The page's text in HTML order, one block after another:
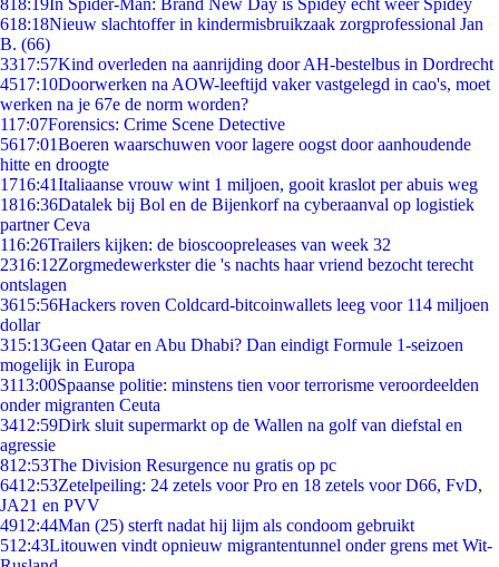
818:19In Spider-Man: Brand New Day is Spidey echt weer Spidey
618:18Nieuw slachtoffer in kindermisbruikzaak zorgprofessional Jan
B. (66)
3317:57Kind overleden na aanrijding door AH-bestelbus in Dordrecht
4517:10Doorwerken na AOW-leeftijd vaker vastgelegd in cao's, moet
werken na je 67e de norm worden?
117:07Forensics: Crime Scene Detective
5617:01Boeren waarschuwen voor lagere oogst door aanhoudende
hitte en droogte
1716:41Italiaanse vrouw wint 1 miljoen, gooit kraslot per abuis weg
1816:36Datalek bij Bol en de Bijenkorf na cyberaanval op logistiek
partner Ceva
116:26Trailers kijken: de bioscoopreleases van week 32
2316:12Zorgmedewerkster die 's nachts haar vriend bezocht terecht
ontslagen
3615:56Hackers roven Coldcard-bitcoinwallets leeg voor 114 miljoen
dollar
315:13Geen Qatar en Abu Dhabi? Dan eindigt Formule 1-seizoen
mogelijk in Europa
3113:00Spaanse politie: minstens tien voor terrorisme veroordeelden
onder migranten Ceuta
3412:59Dirk sluit supermarkt op de Wallen na golf van diefstal en
agressie
812:53The Division Resurgence nu gratis op pc
6412:53Zetelpeiling: 24 zetels voor Pro en 18 zetels voor D66, FvD,
JA21 en PVV
4912:44Man (25) sterft nadat hij lijm als condoom gebruikt
512:43Litouwen vindt opnieuw migrantentunnel onder grens met Wit-